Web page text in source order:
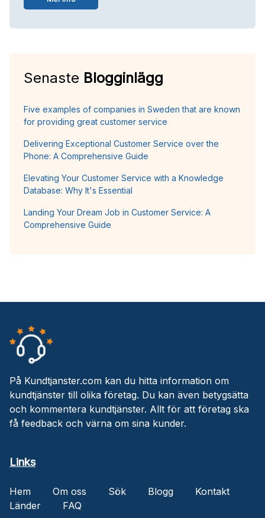
Senaste Blogginlägg
Five examples of companies in Sweden that are known
for providing great customer service
Delivering Exceptional Customer Service over the
Phone: A Comprehensive Guide
Elevating Your Customer Service with a Knowledge
Database: Why It's Essential
Landing Your Dream Job in Customer Service: A
Comprehensive Guide
På Kundtjanster.com kan du hitta information om
kundtjänster till olika företag. Du kan även betygsätta
och kommentera kundtjänster. Allt för att företag ska
få feedback och värna om sina kunder.
Links
Hem Om oss Sök Blogg
Kontakt
Länder
FAQ